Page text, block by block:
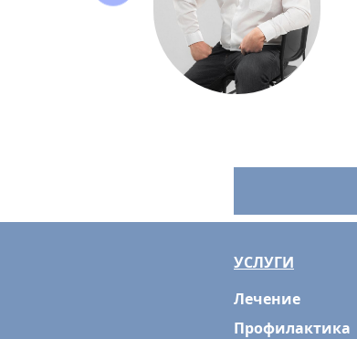
УСЛУГИ
Лечение
Профилактика